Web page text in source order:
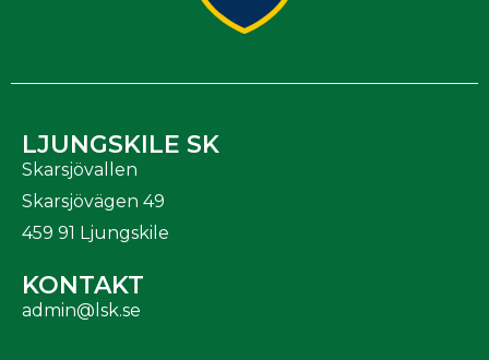
LJUNGSKILE SK
Skarsjövallen
Skarsjövägen 49
459 91 Ljungskile
KONTAKT
admin@lsk.se